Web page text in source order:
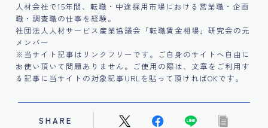
人材会社で15年間、転職・中途採用市場における営業職・企画
職・調査職の仕事を経験。
社団法人人材サービス産業協議会「転職賃金相場」研究会の元
メンバー
※当サイト記事はリンクフリーです。ご自身のサイトへ自由に
お使い頂いて問題ありません。ご使用の際は、文章をご利用す
る記事に当サイトの対象記事URLを貼って頂ければOKです。
SHARE